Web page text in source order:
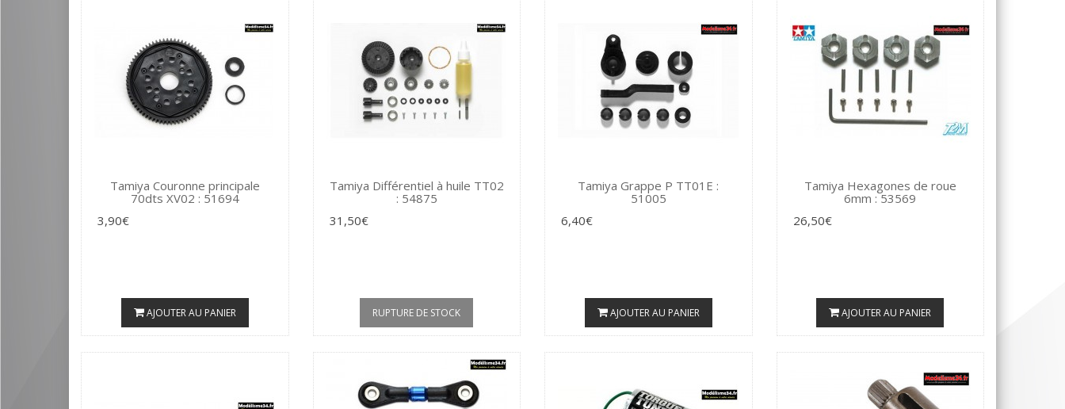
Tamiya Couronne principale
70dts XV02 : 51694
3,90€
AJOUTER AU PANIER
Tamiya Différentiel à huile TT02
: 54875
31,50€
RUPTURE DE STOCK
Tamiya Grappe P TT01E :
51005
6,40€
AJOUTER AU PANIER
Tamiya Hexagones de roue
6mm : 53569
26,50€
AJOUTER AU PANIER